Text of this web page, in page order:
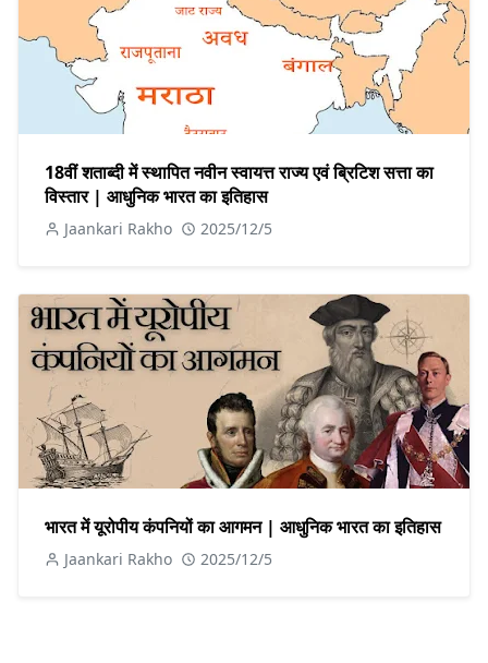
18वीं शताब्दी में स्थापित नवीन स्वायत्त राज्य एवं ब्रिटिश सत्ता का
विस्तार | आधुनिक भारत का इतिहास
Jaankari Rakho 2025/12/5
भारत में यूरोपीय कंपनियों का आगमन | आधुनिक भारत का इतिहास
Jaankari Rakho 2025/12/5